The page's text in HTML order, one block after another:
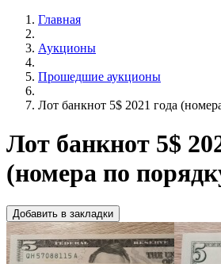
Главная
Аукционы
Прошедшие аукционы
Лот банкнот 5$ 2021 года
Лот банкнот 5$
(номера по
Добавить в закладки